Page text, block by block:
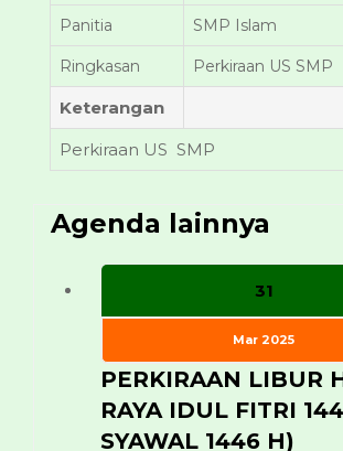
Panitia SMP Islam
Ringkasan Perkiraan US SMP
Keterangan
Perkiraan US SMP
Agenda lainnya
31
Mar 2025
PERKIRAAN LIBUR
RAYA IDUL FITRI
SYAWAL 1446 H)